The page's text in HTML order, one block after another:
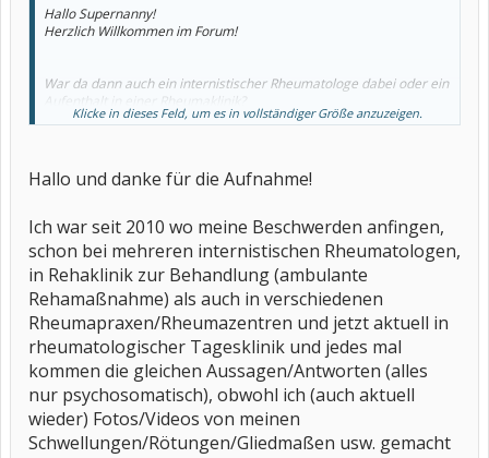
Hallo Supernanny!
Herzlich Willkommen im Forum!
War da dann auch ein internistischer Rheumatologe dabei oder ein
Aufenthalt in einer Rheumaklinik?
möglichst vorab kein Cortison einnehmen, weil, wie Du ja selber
weißt, deine Entzündungen dann nicht mehr, oder nur noch in
Wenn erneut geschwollene Gelenke da sind, am besten Fotos
machen, die Du dann mitnimmst, zum Rheumatologentermin.
Klicke in dieses Feld, um es in vollständiger Größe anzuzeigen.
Hallo und danke für die Aufnahme!
Ich war seit 2010 wo meine Beschwerden anfingen,
schon bei mehreren internistischen Rheumatologen,
in Rehaklinik zur Behandlung (ambulante
Rehamaßnahme) als auch in verschiedenen
Rheumapraxen/Rheumazentren und jetzt aktuell in
rheumatologischer Tagesklinik und jedes mal
kommen die gleichen Aussagen/Antworten (alles
nur psychosomatisch), obwohl ich (auch aktuell
wieder) Fotos/Videos von meinen
Schwellungen/Rötungen/Gliedmaßen usw. gemacht